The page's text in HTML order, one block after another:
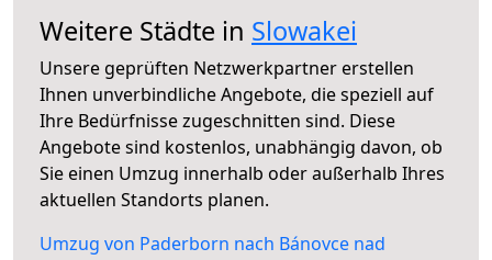
Weitere Städte in Slowakei
Unsere geprüften Netzwerkpartner erstellen
Ihnen unverbindliche Angebote, die speziell auf
Ihre Bedürfnisse zugeschnitten sind. Diese
Angebote sind kostenlos, unabhängig davon, ob
Sie einen Umzug innerhalb oder außerhalb Ihres
aktuellen Standorts planen.
Umzug von Paderborn nach Bánovce nad